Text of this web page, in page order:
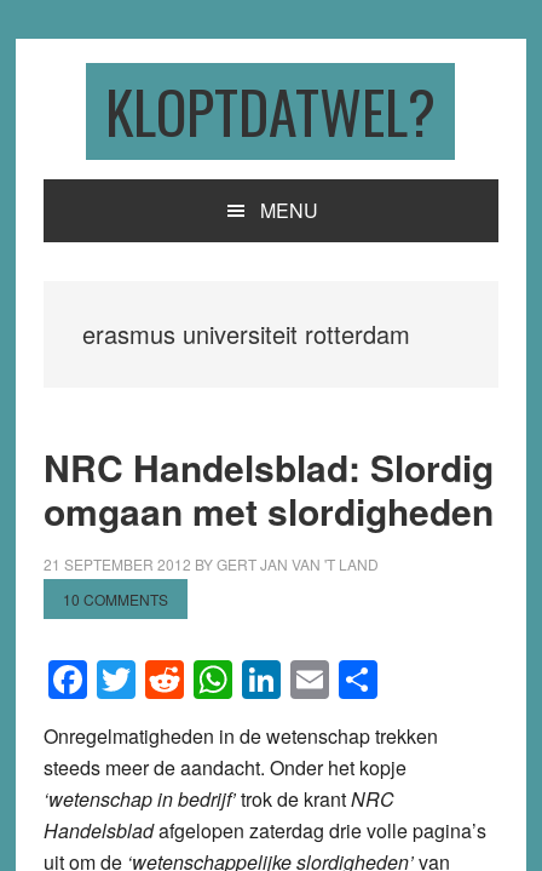
KLOPTDATWEL?
MENU
erasmus universiteit rotterdam
NRC Handelsblad: Slordig
omgaan met slordigheden
21 SEPTEMBER 2012 BYGERT JAN VAN 'T LAND
10 COMMENTS
Facebook
Twitter
Reddit
WhatsApp
LinkedIn
EmailShare
Onregelmatigheden in de wetenschap trekken
steeds meer de aandacht. Onder het kopje
‘wetenschap in bedrijf’trok de krantNRC
Handelsbladafgelopen zaterdag drie volle pagina’s
uit om de ‘wetenschappelijke slordigheden’van